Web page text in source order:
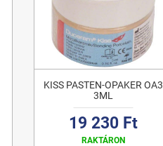
KISS PASTEN-OPAKER OA3
3ML
19 230 Ft
RAKTÁRON